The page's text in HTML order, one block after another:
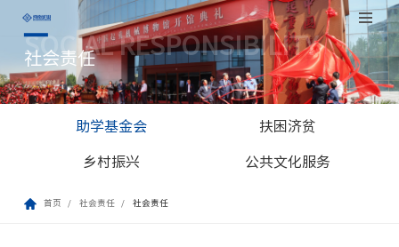
跳
至
正
SOCIAL RESPONSIBILITY
社会责任
助学基金会 扶困济贫
乡村振兴 公共文化服务
首页 社会责任 社会责任